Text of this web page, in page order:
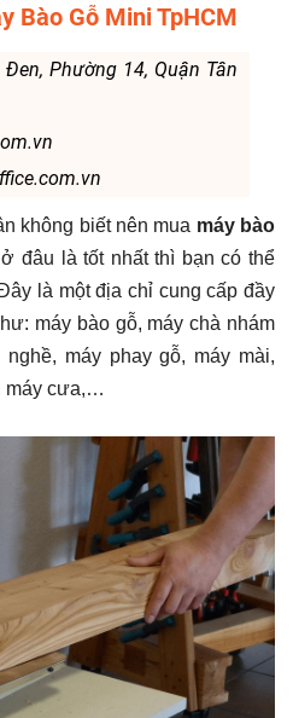
Bào Gỗ Mini TpHCM
Phường 14, Quận Tân
không biết nên mua máy bào
ở đâu là tốt nhất thì bạn có thể
là một địa chỉ cung cấp đầy
máy bào gỗ, máy chà nhám
máy phay gỗ, máy mài,
máy cưa,…